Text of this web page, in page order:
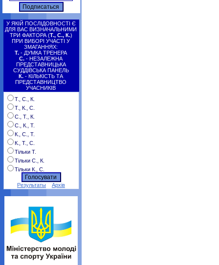
У ЯКІЙ ПОСЛІДОВНОСТІ Є
ДЛЯ ВАС ВИЗНАЧАЛЬНИМИ
ТРИ ФАКТОРА (Т., С., К.)
ПРИ ВИБОРІ УЧАСТІ У
ЗМАГАННЯХ:
Т. - ДУМКА ТРЕНЕРА
С. - НЕЗАЛЕЖНА
ПРЕДСТАВНИЦЬКА
СУДДІВСЬКА ПАНЕЛЬ
К. - КІЛЬКІСТЬ ТА
ПРЕДСТАВНИЦТВО
УЧАСНИКІВ
Т., С., К.
Т., К., С.
С., Т., К.
С., К., Т.
К., С., Т.
К., Т., С.
Тільки Т.
Тільки С., К.
Тільки К., С.
Результаты Архів